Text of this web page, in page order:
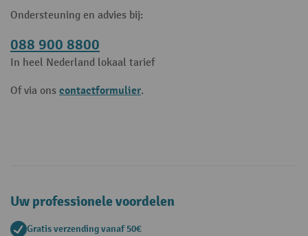
Ondersteuning en advies bij:
088 900 8800
In heel Nederland lokaal tarief
Of via ons contactformulier.
Uw professionele voordelen
Gratis verzending vanaf 50€